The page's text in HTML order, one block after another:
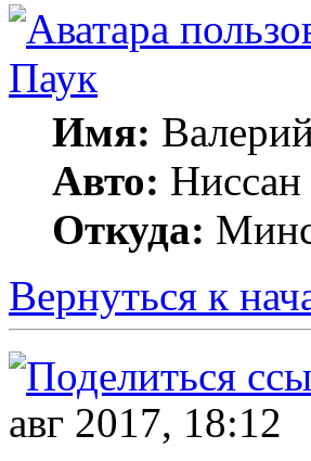
Паук
Имя:
Авто:
Откуда:
Вернуться к
авг 2017, 18:12